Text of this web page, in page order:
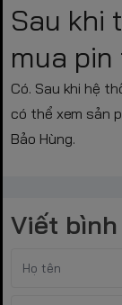
Sau khi
mua
Có. Sau khi hệ
có thể xem sản
Bảo Hùng.
Viết